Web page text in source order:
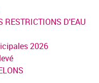
RESTRICTIONS D'EAU
2026